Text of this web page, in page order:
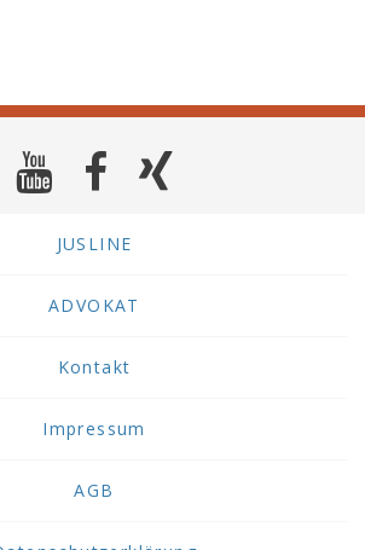
JUSLINE
ADVOKAT
Kontakt
Impressum
AGB